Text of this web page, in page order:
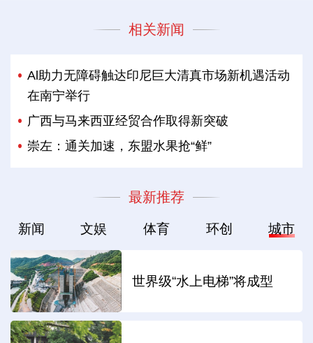
相关新闻
Al助力无障碍触达印尼巨大清真市场新机遇活动
在南宁举行
广西与马来西亚经贸合作取得新突破
崇左：通关加速，东盟水果抢“鲜”
最新推荐
新闻 文娱 体育 环创 城市
世界级“水上电梯”将成型